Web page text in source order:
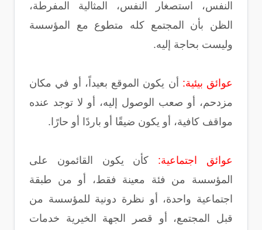
النفس، استصغار النفس، المثالية المفرطة،
الظن بأن المجتمع كله متطوع مع المؤسسة
وليست بحاجة إليه.
عوائق بيئية: أن يكون الموقع بعيداً، أو في مكان
مزدحم، أو صعب الوصول إليه، أو لا توجد عنده
مواقف كافية، أو يكون ضيقًا أو باردًا أو حارًا.
عوائق اجتماعية: كأن يكون القائمون على
المؤسسة من فئة معينة فقط، أو من طبقة
اجتماعية واحدة، أو نظرة دونية للمؤسسة من
قبل المجتمع، أو قصر الجهة الخيرية خدمات